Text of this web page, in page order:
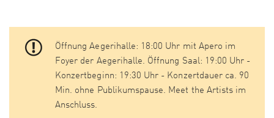
Öffnung Aegerihalle: 18:00 Uhr mit Apero im
Foyer der Aegerihalle. Öffnung Saal: 19:00 Uhr -
Konzertbeginn: 19:30 Uhr - Konzertdauer ca. 90
Min. ohne Publikumspause. Meet the Artists im
Anschluss.